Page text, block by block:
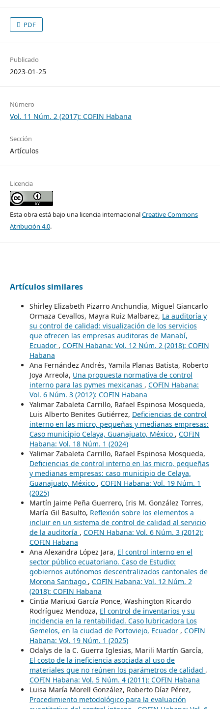
PDF
Publicado
2023-01-25
Número
Vol. 11 Núm. 2 (2017): COFIN Habana
Sección
Artículos
Licencia
Esta obra está bajo una licencia internacionalCreative Commons
Atribución 4.0.
Artículos similares
Shirley Elizabeth Pizarro Anchundia, Miguel Giancarlo
Ormaza Cevallos, Mayra Ruiz Malbarez, La auditoría y
su control de calidad: visualización de los servicios
que ofrecen las empresas auditoras de Manabí,
Ecuador , COFIN Habana: Vol. 12 Núm. 2 (2018): COFIN
Habana
Ana Fernández Andrés, Yamila Planas Batista, Roberto
Joya Arreola, Una propuesta normativa de control
interno para las pymes mexicanas , COFIN Habana:
Vol. 6 Núm. 3 (2012): COFIN Habana
Yalimar Zabaleta Carrillo, Rafael Espinosa Mosqueda,
Luis Alberto Benites Gutiérrez, Deficiencias de control
interno en las micro, pequeñas y medianas empresas:
Caso municipio Celaya, Guanajuato, México , COFIN
Habana: Vol. 18 Núm. 1 (2024)
Yalimar Zabaleta Carrillo, Rafael Espinosa Mosqueda,
Deficiencias de control interno en las micro, pequeñas
y medianas empresas: caso municipio de Celaya,
Guanajuato, México , COFIN Habana: Vol. 19 Núm. 1
(2025)
Martín Jaime Peña Guerrero, Iris M. González Torres,
María Gil Basulto, Reflexión sobre los elementos a
incluir en un sistema de control de calidad al servicio
de la auditoría , COFIN Habana: Vol. 6 Núm. 3 (2012):
COFIN Habana
Ana Alexandra López Jara, El control interno en el
sector público ecuatoriano. Caso de Estudio:
gobiernos autónomos descentralizados cantonales de
Morona Santiago , COFIN Habana: Vol. 12 Núm. 2
(2018): COFIN Habana
Cintia Mariuxi García Ponce, Washington Ricardo
Rodríguez Mendoza, El control de inventarios y su
incidencia en la rentabilidad. Caso lubricadora Los
Gemelos, en la ciudad de Portoviejo, Ecuador , COFIN
Habana: Vol. 19 Núm. 1 (2025)
Odalys de la C. Guerra Iglesias, Marili Martín García,
El costo de la ineficiencia asociada al uso de
materiales que no reúnen los parámetros de calidad ,
COFIN Habana: Vol. 5 Núm. 4 (2011): COFIN Habana
Luisa María Morell González, Roberto Díaz Pérez,
Procedimiento metodológico para la evaluación